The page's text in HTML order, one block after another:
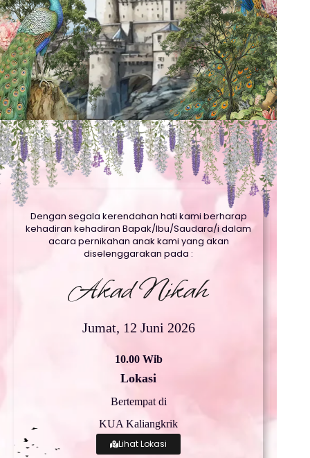
Dengan segala kerendahan hati kami berharap
kehadiran kehadiran Bapak/Ibu/Saudara/i dalam
acara pernikahan anak kami yang akan
diselenggarakan pada :
Akad Nikah
Jumat, 12 Juni 2026
10.00 Wib
Lokasi
Bertempat di
KUA Kaliangkrik
Lihat Lokasi